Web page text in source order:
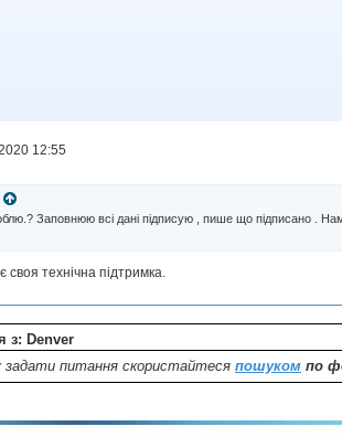
12:55
Заповнюю всі дані підписую , пише що підписано .
своя технічна підтримка.
з: Denver
питання скористайтеся пошуком по